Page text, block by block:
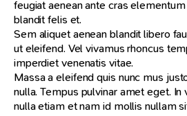
feugiat aenean ante cras
blandit felis et.
Sem aliquet aenean blandit libero
ut eleifend. Vel vivamus rhoncus
imperdiet venenatis vitae.
Massa a eleifend quis nunc mus
nulla. Tempus pulvinar amet eget. In
nulla etiam et nam id mollis nullam